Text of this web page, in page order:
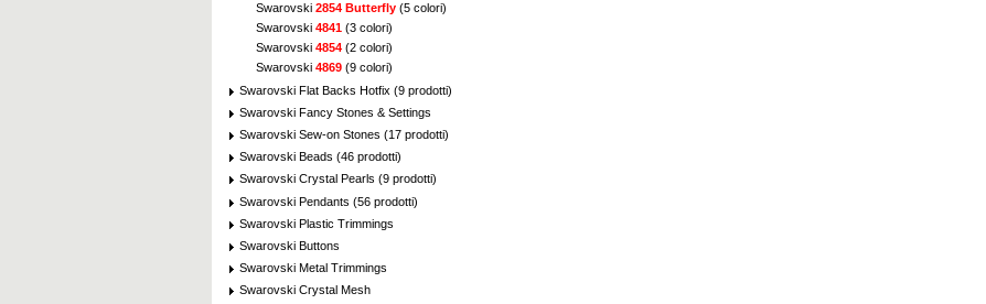
Swarovski 2854 Butterfly (5 colori)
Swarovski 4841 (3 colori)
Swarovski 4854 (2 colori)
Swarovski 4869 (9 colori)
Swarovski Flat Backs Hotfix (9 prodotti)
Swarovski Fancy Stones & Settings
Swarovski Sew-on Stones (17 prodotti)
Swarovski Beads (46 prodotti)
Swarovski Crystal Pearls (9 prodotti)
Swarovski Pendants (56 prodotti)
Swarovski Plastic Trimmings
Swarovski Buttons
Swarovski Metal Trimmings
Swarovski Crystal Mesh